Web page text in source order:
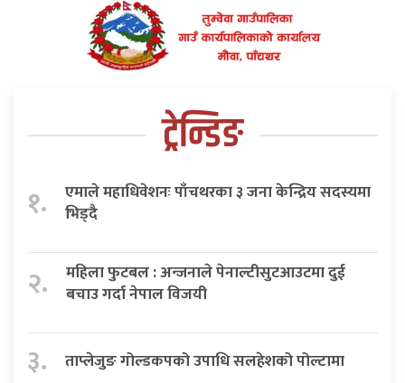
ट्रेन्डिङ
१.
एमाले महाधिवेशनः पाँचथरका ३ जना केन्द्रिय सदस्यमा
भिड्दै
२.
महिला फुटबल : अन्जनाले पेनाल्टीसुटआउटमा दुई
बचाउ गर्दा नेपाल विजयी
३. ताप्लेजुङ गोल्डकपको उपाधि सलहेशको पोल्टामा